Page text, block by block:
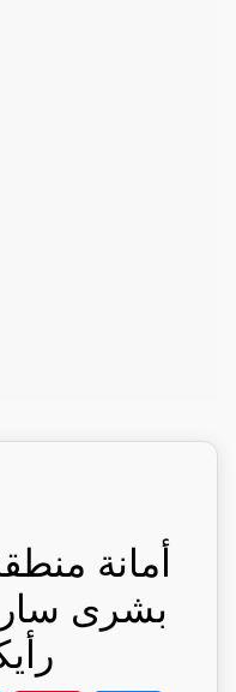
أمانة
بشرى